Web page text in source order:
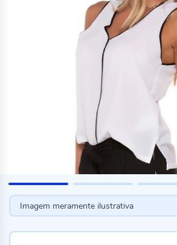
Imagem meramente ilustrativa